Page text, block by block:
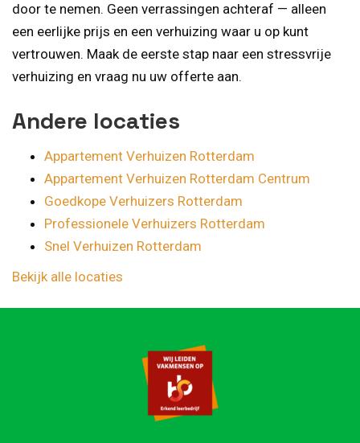
door te nemen. Geen verrassingen achteraf — alleen
een eerlijke prijs en een verhuizing waar u op kunt
vertrouwen. Maak de eerste stap naar een stressvrije
verhuizing en vraag nu uw offerte aan.
Andere locaties
Appartement Verhuizen Rotterdam
Appartement Verhuizen Rotterdam Centrum
Goedkope Verhuizers Rotterdam
Professionele Verhuizers Rotterdam
Snel Verhuizen Rotterdam
Bekijk alle locaties